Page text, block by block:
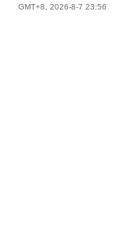
GMT+8, 2026-8-7 23:56